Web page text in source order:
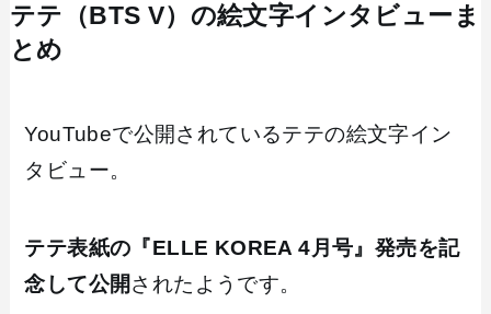
テテ（BTS V）の絵文字インタビューま
とめ
YouTubeで公開されているテテの絵文字イン
タビュー。
テテ表紙の『ELLE KOREA 4月号』発売を記
念して公開されたようです。